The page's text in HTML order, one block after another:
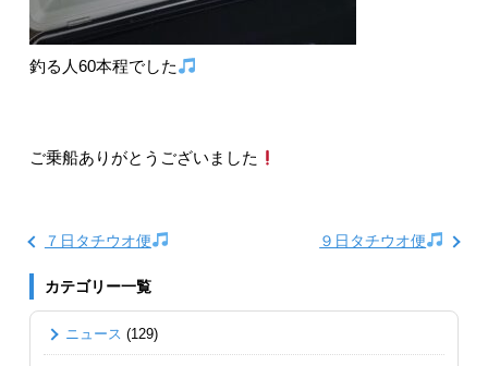
釣る人60本程でした
ご乗船ありがとうございました
７日タチウオ便 ９日タチウオ便
カテゴリー一覧
ニュース (129)